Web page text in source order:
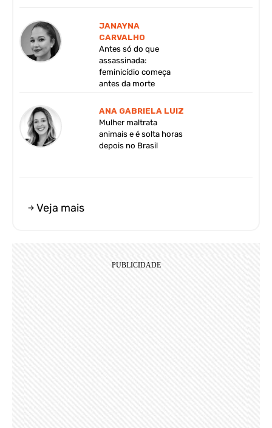
JANAYNA
CARVALHO
Antes só do que
assassinada:
feminicídio começa
antes da morte
ANA GABRIELA LUIZ
Mulher maltrata
animais e é solta horas
depois no Brasil
Veja mais